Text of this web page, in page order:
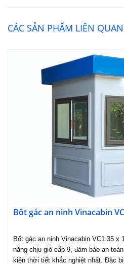
CÁC SẢN PHẨM LIÊN QUAN
Bôt gác an ninh Vinacabin
Bốt gác an ninh Vinacabin VC1.35
năng chịu gió cấp 9, đảm bảo an
kiện thời tiết khắc nghiệt nhất. Đặc